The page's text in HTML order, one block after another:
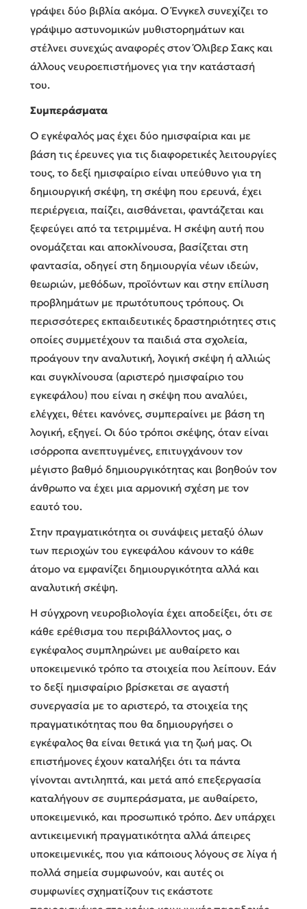
γράψει δύο βιβλία ακόμα. Ο Ένγκελ συνεχίζει το
γράψιμο αστυνομικών μυθιστορημάτων και
στέλνει συνεχώς αναφορές στον Όλιβερ Σακς και
άλλους νευροεπιστήμονες για την κατάστασή
του.
Συμπεράσματα
Ο εγκέφαλός μας έχει δύο ημισφαίρια και με
βάση τις έρευνες για τις διαφορετικές λειτουργίες
τους, το δεξί ημισφαίριο είναι υπεύθυνο για τη
δημιουργική σκέψη, τη σκέψη που ερευνά, έχει
περιέργεια, παίζει, αισθάνεται, φαντάζεται και
ξεφεύγει από τα τετριμμένα. Η σκέψη αυτή που
ονομάζεται και αποκλίνουσα, βασίζεται στη
φαντασία, οδηγεί στη δημιουργία νέων ιδεών,
θεωριών, μεθόδων, προϊόντων και στην επίλυση
προβλημάτων με πρωτότυπους τρόπους. Οι
περισσότερες εκπαιδευτικές δραστηριότητες στις
οποίες συμμετέχουν τα παιδιά στα σχολεία,
προάγουν την αναλυτική, λογική σκέψη ή αλλιώς
και συγκλίνουσα (αριστερό ημισφαίριο του
εγκεφάλου) που είναι η σκέψη που αναλύει,
ελέγχει, θέτει κανόνες, συμπεραίνει με βάση τη
λογική, εξηγεί. Οι δύο τρόποι σκέψης, όταν είναι
ισόρροπα ανεπτυγμένες, επιτυγχάνουν τον
μέγιστο βαθμό δημιουργικότητας και βοηθούν τον
άνθρωπο να έχει μια αρμονική σχέση με τον
εαυτό του.
Στην πραγματικότητα οι συνάψεις μεταξύ όλων
των περιοχών του εγκεφάλου κάνουν το κάθε
άτομο να εμφανίζει δημιουργικότητα αλλά και
αναλυτική σκέψη.
Η σύγχρονη νευροβιολογία έχει αποδείξει, ότι σε
κάθε ερέθισμα του περιβάλλοντος μας, ο
εγκέφαλος συμπληρώνει με αυθαίρετο και
υποκειμενικό τρόπο τα στοιχεία που λείπουν. Εάν
το δεξί ημισφαίριο βρίσκεται σε αγαστή
συνεργασία με το αριστερό, τα στοιχεία της
πραγματικότητας που θα δημιουργήσει ο
εγκέφαλος θα είναι θετικά για τη ζωή μας. Οι
επιστήμονες έχουν καταλήξει ότι τα πάντα
γίνονται αντιληπτά, και μετά από επεξεργασία
καταλήγουν σε συμπεράσματα, με αυθαίρετο,
υποκειμενικό, και προσωπικό τρόπο. Δεν υπάρχει
αντικειμενική πραγματικότητα αλλά άπειρες
υποκειμενικές, που για κάποιους λόγους σε λίγα ή
πολλά σημεία συμφωνούν, και αυτές οι
συμφωνίες σχηματίζουν τις εκάστοτε